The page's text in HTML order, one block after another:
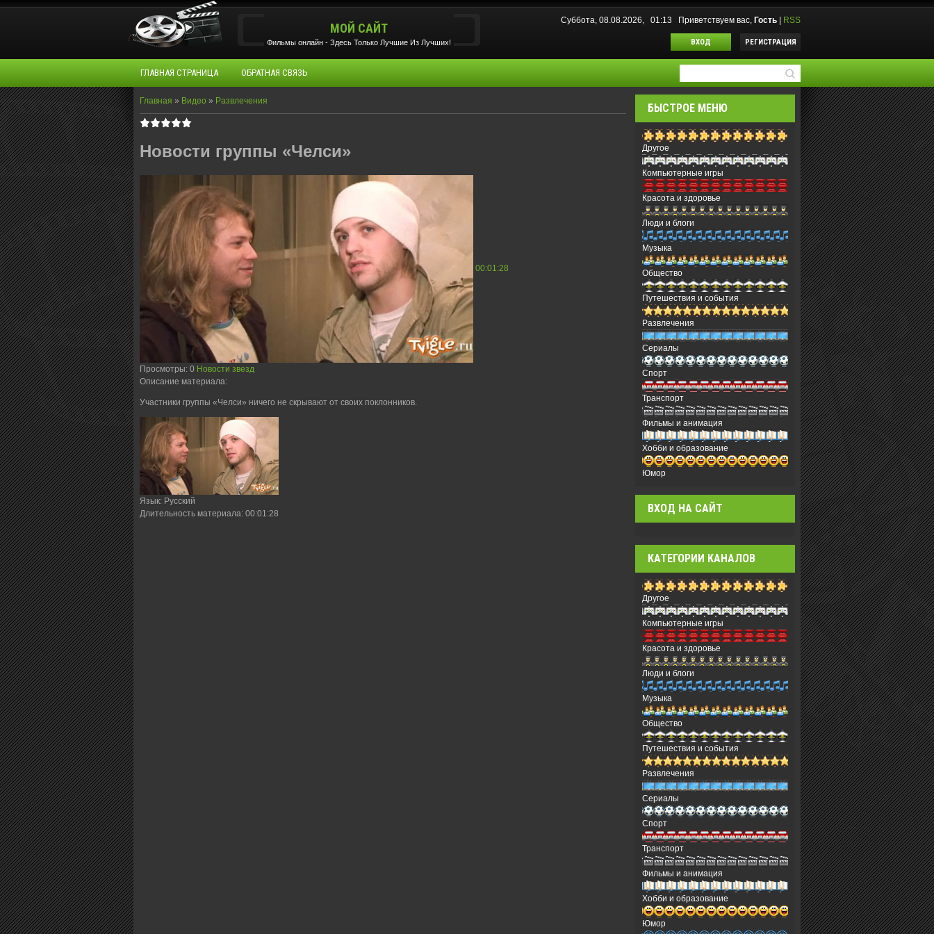
МОЙ САЙТ
Фильмы oнлайн - Здесь Только Лучшие Из Лучших!
Суббота, 08.08.2026, 01:13 Приветствуем вас, Гость RSS
ВХОД РЕГИСТРАЦИЯ
ГЛАВНАЯ СТРАНИЦА ОБРАТНАЯ СВЯЗЬ
Главная » Видео » Развлечения
Новости группы «Челси»
00:01:28
Просмотры: 0 Новости звезд
Описание материала:
Участники группы «Челси» ничего не скрывают от своих поклонников.
Язык: Русский
Длительность материала: 00:01:28
БЫСТРОЕ МЕНЮ
Другое
Компьютерные игры
Красота и здоровье
Люди и блоги
Музыка
Общество
Путешествия и события
Развлечения
Сериалы
Спорт
Транспорт
Фильмы и анимация
Хобби и образование
Юмор
ВХОД НА САЙТ
КАТЕГОРИИ КАНАЛОВ
Другое
Компьютерные игры
Красота и здоровье
Люди и блоги
Музыка
Общество
Путешествия и события
Развлечения
Сериалы
Спорт
Транспорт
Фильмы и анимация
Хобби и образование
Юмор